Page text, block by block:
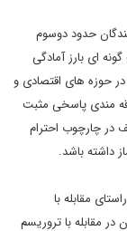
حدود دوسوم
ای بارز آمادگی
حوزه های اقتصادی و
مندی پاسخی مثبت
در چارچوب احترام
داشته باشد.
مقابله با
مقابله با تروریسم